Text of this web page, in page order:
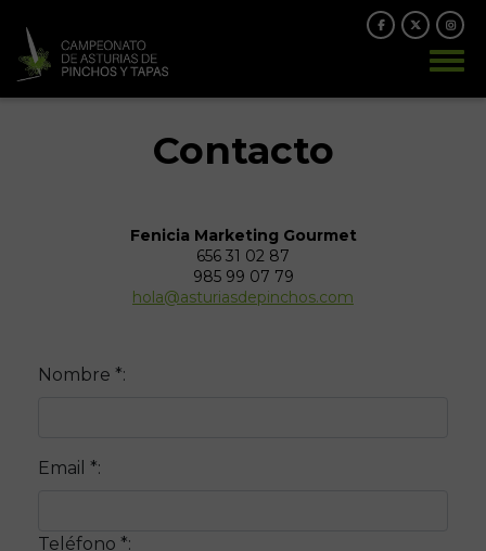
Contacto
Fenicia Marketing Gourmet
656 31 02 87
985 99 07 79
hola@asturiasdepinchos.com
Nombre *:
Email *:
Teléfono *: